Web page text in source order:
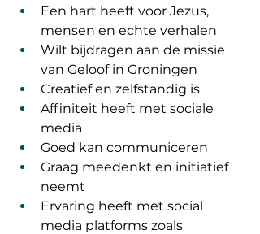
Een hart heeft voor Jezus,
mensen en echte verhalen
Wilt bijdragen aan de missie
van Geloof in Groningen
Creatief en zelfstandig is
Affiniteit heeft met sociale
media
Goed kan communiceren
Graag meedenkt en initiatief
neemt
Ervaring heeft met social
media platforms zoals